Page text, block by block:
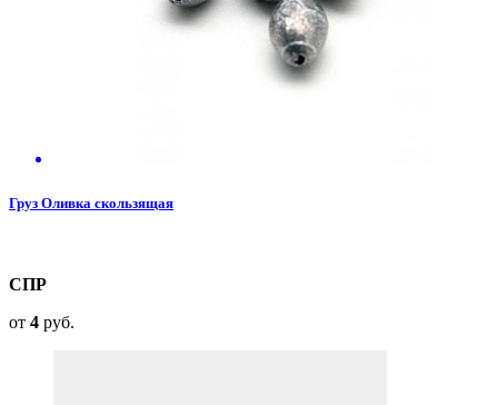
Груз Оливка скользящая
СПР
от 4 руб.